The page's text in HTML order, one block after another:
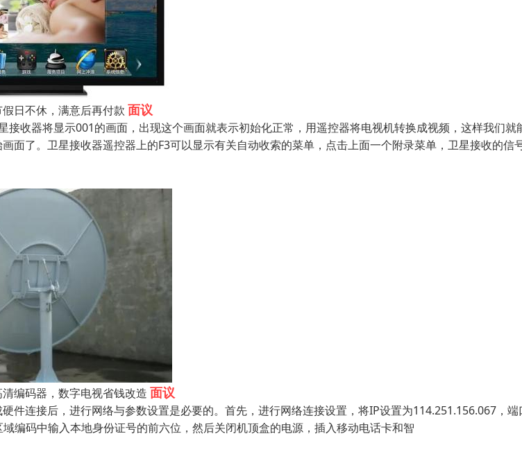
日不休，满意后再付款 面议
接收器将显示001的画面，出现这个画面就表示初始化正常，用遥控器将电视机转换成视频，这样我们就
面了。卫星接收器遥控器上的F3可以显示有关自动收索的菜单，点击上面一个附录菜单，卫星接收的信
编码器，数字电视省钱改造 面议
件连接后，进行网络与参数设置是必要的。首先，进行网络连接设置，将IP设置为114.251.156.067，端
编码中输入本地身份证号的前六位，然后关闭机顶盒的电源，插入移动电话卡和智